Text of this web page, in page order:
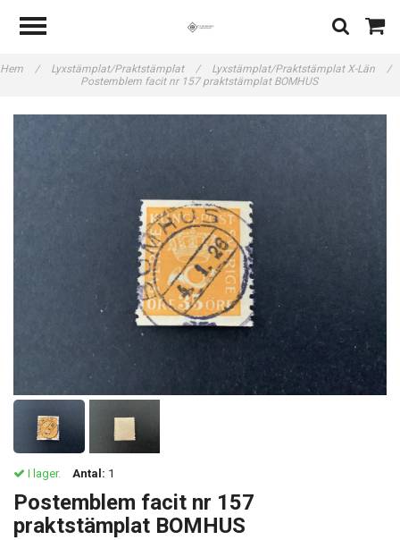
Hem / Lyxstämplat/Praktstämplat / Lyxstämplat/Praktstämplat X-Län
/
Postemblem facit nr 157 praktstämplat BOMHUS
I lager. Antal: 1
Postemblem facit nr 157
praktstämplat BOMHUS